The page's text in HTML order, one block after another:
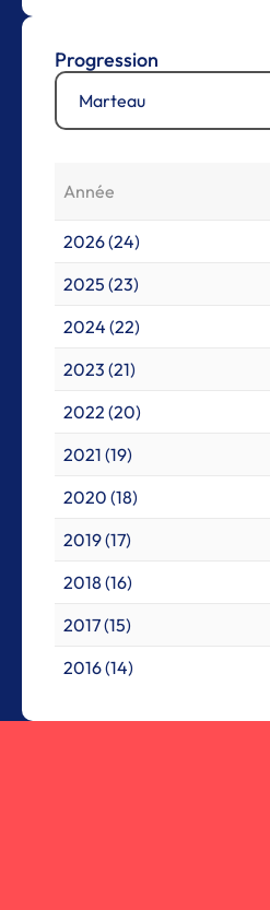
Progression
Marteau
Année
2026 (24)
2025 (23)
2024 (22)
2023 (21)
2022 (20)
2021 (19)
2020 (18)
2019 (17)
2018 (16)
2017 (15)
2016 (14)